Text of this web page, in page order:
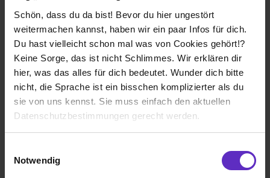
Schön, dass du da bist! Bevor du hier ungestört
weitermachen kannst, haben wir ein paar Infos für dich.
Du hast vielleicht schon mal was von Cookies gehört!?
Keine Sorge, das ist nicht Schlimmes. Wir erklären dir
hier, was das alles für dich bedeutet. Wunder dich bitte
nicht, die Sprache ist ein bisschen komplizierter als du
sie von uns kennst. Sie muss einfach den aktuellen
Datenschutzbestimmungen gerecht werden.
Notwendig
aufgehoben fühlt und immer jemand mit einem offenen
Ohr im Haus ist.
Wie gefällt dir dein Ausbildungsberuf?
Das man Menschen hilft!!!!
DRK-Kreisverband Bochum e.V.
Klassische duale Berufsausbildung
2025
8 Std. pro Tag